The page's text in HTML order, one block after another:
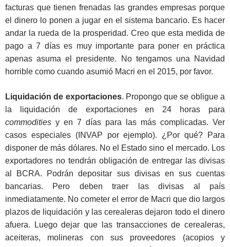
facturas que tienen frenadas las grandes empresas porque
el dinero lo ponen a jugar en el sistema bancario. Es hacer
andar la rueda de la prosperidad. Creo que esta medida de
pago a 7 días es muy importante para poner en práctica
apenas asuma el presidente. No tengamos una Navidad
horrible como cuando asumió Macri en el 2015, por favor.
Liquidación de exportaciones. Propongo que se obligue a
la liquidación de exportaciones en 24 horas para
commodities y en 7 días para las más complicadas. Ver
casos especiales (INVAP por ejemplo). ¿Por qué? Para
disponer de más dólares. No el Estado sino el mercado. Los
exportadores no tendrán obligación de entregar las divisas
al BCRA. Podrán depositar sus divisas en sus cuentas
bancarias. Pero deben traer las divisas al país
inmediatamente. No cometer el error de Macri que dio largos
plazos de liquidación y las cerealeras dejaron todo el dinero
afuera. Luego dejar que las transacciones de cerealeras,
aceiteras, molineras con sus proveedores (acopios y